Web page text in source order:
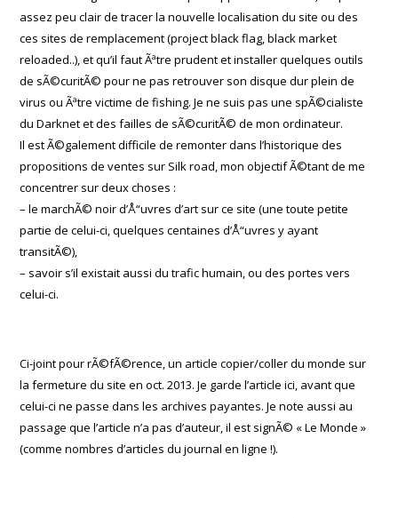
assez peu clair de tracer la nouvelle localisation du site ou des
ces sites de remplacement (project black flag, black market
reloaded..), et qu’il faut Ãªtre prudent et installer quelques outils
de sÃ©curitÃ© pour ne pas retrouver son disque dur plein de
virus ou Ãªtre victime de fishing. Je ne suis pas une spÃ©cialiste
du Darknet et des failles de sÃ©curitÃ© de mon ordinateur.
Il est Ã©galement difficile de remonter dans l’historique des
propositions de ventes sur Silk road, mon objectif Ã©tant de me
concentrer sur deux choses :
– le marchÃ© noir d’Å“uvres d’art sur ce site (une toute petite
partie de celui-ci, quelques centaines d’Å“uvres y ayant
transitÃ©),
– savoir s’il existait aussi du trafic humain, ou des portes vers
celui-ci.
Ci-joint pour rÃ©fÃ©rence, un article copier/coller du monde sur
la fermeture du site en oct. 2013. Je garde l’article ici, avant que
celui-ci ne passe dans les archives payantes. Je note aussi au
passage que l’article n’a pas d’auteur, il est signÃ© « Le Monde »
(comme nombres d’articles du journal en ligne !).